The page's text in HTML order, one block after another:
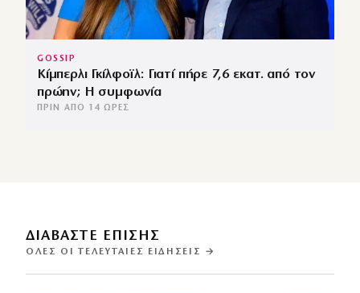
GOSSIP
Κίμπερλι Γκίλφοϊλ: Γιατί πήρε 7,6 εκατ. από τον
πρώην; Η συμφωνία
ΠΡΙΝ ΑΠΌ 14 ΏΡΕΣ
ΔΙΑΒΑΣΤΕ ΕΠΙΣΗΣ
ΌΛΕΣ ΟΙ ΤΕΛΕΥΤΑΊΕΣ ΕΙΔΉΣΕΙΣ →